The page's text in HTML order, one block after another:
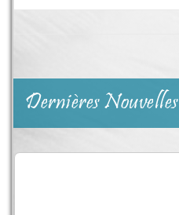
Dernières Nouvelles